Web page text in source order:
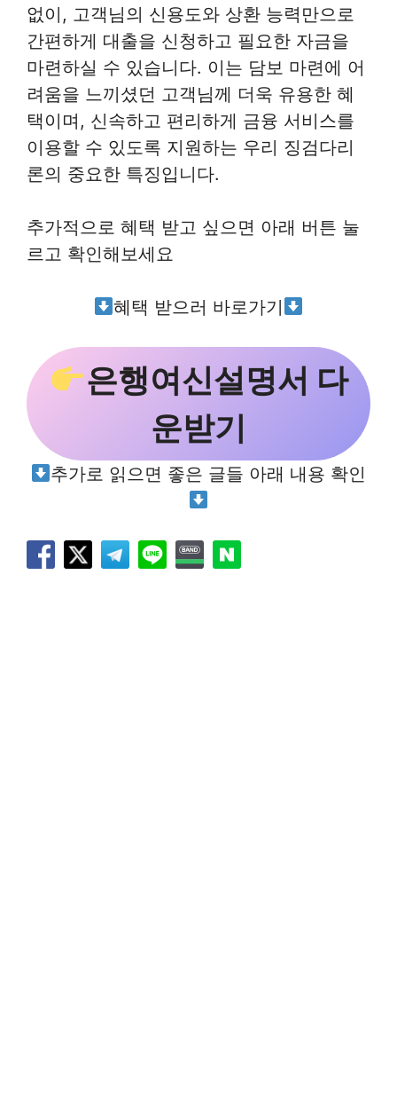
없이, 고객님의 신용도와 상환 능력만으로
간편하게 대출을 신청하고 필요한 자금을
마련하실 수 있습니다. 이는 담보 마련에 어
려움을 느끼셨던 고객님께 더욱 유용한 혜
택이며, 신속하고 편리하게 금융 서비스를
이용할 수 있도록 지원하는 우리 징검다리
론의 중요한 특징입니다.
추가적으로 혜택 받고 싶으면 아래 버튼 눌
르고 확인해보세요
혜택 받으러 바로가기
은행여신설명서 다
운받기
추가로 읽으면 좋은 글들 아래 내용 확인